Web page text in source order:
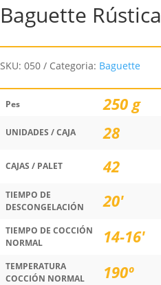
Baguette Rústica
SKU: 050 Categoria: Baguette
Pes 250 g
UNIDADES / CAJA 28
CAJAS / PALET 42
TIEMPO DE
DESCONGELACIÓN
20'
TIEMPO DE COCCIÓN
NORMAL
14-16'
TEMPERATURA
COCCIÓN NORMAL
190º